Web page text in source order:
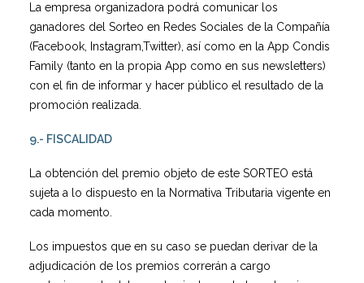
La empresa organizadora podrá comunicar los
ganadores del Sorteo en Redes Sociales de la Compañía
(Facebook, Instagram,Twitter), así como en la App Condis
Family (tanto en la propia App como en sus newsletters)
con el fin de informar y hacer público el resultado de la
promoción realizada.
9.- FISCALIDAD
La obtención del premio objeto de este SORTEO está
sujeta a lo dispuesto en la Normativa Tributaria vigente en
cada momento.
Los impuestos que en su caso se puedan derivar de la
adjudicación de los premios correrán a cargo